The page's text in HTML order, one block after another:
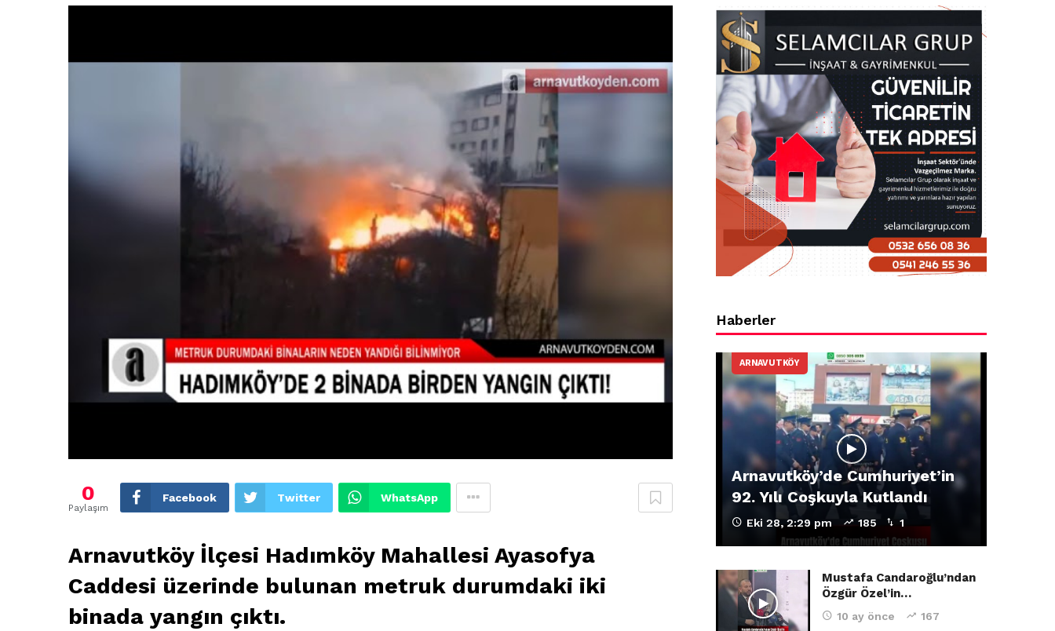
0
Paylaşım
Facebook Twitter WhatsApp
Arnavutköy İlçesi Hadımköy Mahallesi Ayasofya
Caddesi üzerinde bulunan metruk durumdaki iki
binada yangın çıktı.
Haberler
ARNAVUTKÖY
Arnavutköy’de Cumhuriyet’in
92. Yılı Coşkuyla Kutlandı
Eki 28, 2:29 pm 185 1
Mustafa Candaroğlu’ndan
Özgür Özel’in…
10 ay önce 167